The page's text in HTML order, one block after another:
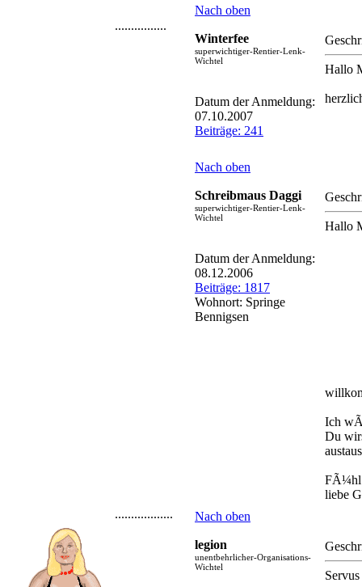
................
..................
Nach oben
Winterfee
superwichtiger-Rentier-Lenk-
Wichtel
Datum der Anmeldung:
07.10.2007
Beiträge: 241
Hallo
Nach oben
Schreibmaus Daggi
superwichtiger-Rentier-Lenk-
Wichtel
Datum der Anmeldung:
08.12.2006
Beiträge: 1817
Wohnort: Springe
Bennigsen
Hallo
Ich
Du
FÃ¼hl
liebe
Nach oben
legion
unentbehrlicher-Organisations-
Wichtel